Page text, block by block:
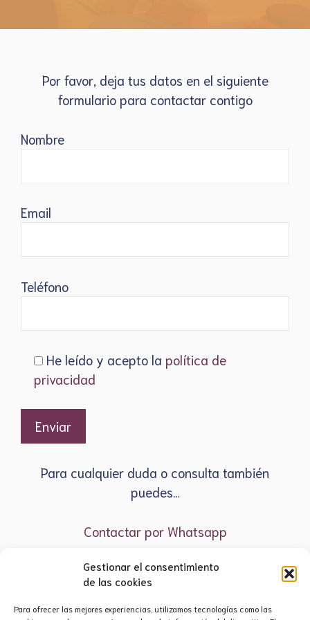
Gestionar el consentimiento
de las cookies
Para ofrecer las mejores experiencias, utilizamos tecnologías como las
Por favor, deja tus datos en el siguiente
formulario para contactar contigo
Nombre
Email
Teléfono
He leído y acepto la política de
privacidad
Para cualquier duda o consulta también
puedes…
Contactar por Whatsapp